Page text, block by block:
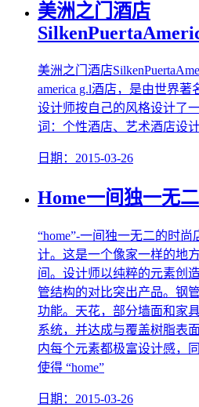
美洲之门酒店
美洲之门酒店
america g.l酒店，是由世界
设计师按自己的风格设计了
词：个性酒店、艺术酒店设
日期：2015-03-26
Home一间独一无
“home”-一间独一无二的时
计。这是一个像家一样的地
间。设计师以纯粹的元素创
管结构的对比突出产品。钢
功能。天花，部分墙面和家
系统，并达成与覆盖树脂表
内每个元素都极富设计感，
使得 “home”
日期：2015-03-26